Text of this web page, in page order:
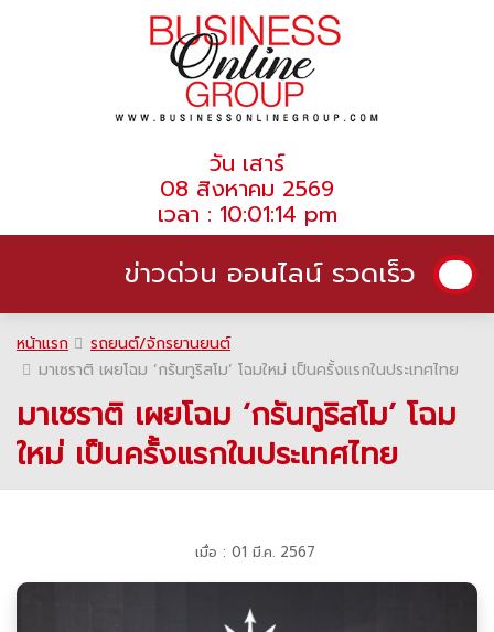
วัน เสาร์
08 สิงหาคม 2569
เวลา : 10:01:14 pm
ข่าวด่วน ออนไลน์ รวดเร็ว
หน้าแรก
รถยนต์/จักรยานยนต์
มาเซราติ เผยโฉม ‘กรันทูริสโม’ โฉมใหม่ เป็นครั้งแรกในประเทศไทย
มาเซราติ เผยโฉม ‘กรันทูริสโม’ โฉม
ใหม่ เป็นครั้งแรกในประเทศไทย
เมื่อ : 01 มี.ค. 2567